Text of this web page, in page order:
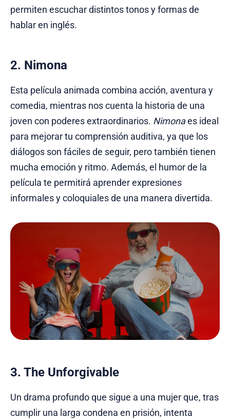
permiten escuchar distintos tonos y formas de
hablar en inglés.
2. Nimona
Esta película animada combina acción, aventura y
comedia, mientras nos cuenta la historia de una
joven con poderes extraordinarios. Nimonaes ideal
para mejorar tu comprensión auditiva, ya que los
diálogos son fáciles de seguir, pero también tienen
mucha emoción y ritmo. Además, el humor de la
película te permitirá aprender expresiones
informales y coloquiales de una manera divertida.
3. The Unforgivable
Un drama profundo que sigue a una mujer que, tras
cumplir una larga condena en prisión, intenta